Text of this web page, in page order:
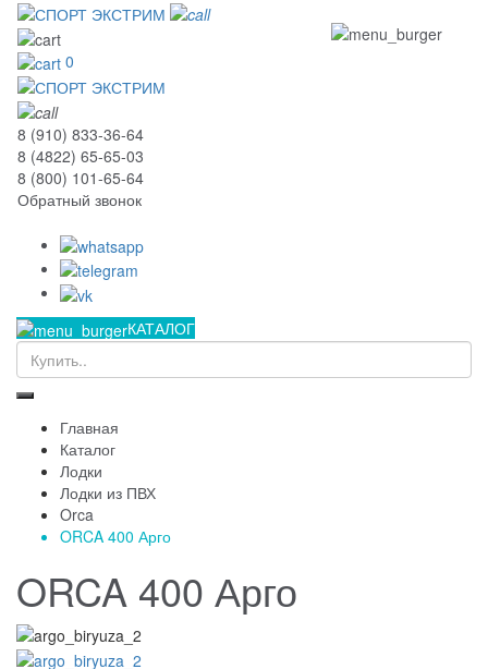
0
8 (910) 833-36-64
8 (4822) 65-65-03
8 (800) 101-65-64
Обратный звонок
КАТАЛОГ
Главная
Каталог
Лодки
Лодки из ПВХ
Orca
ORCA 400 Арго
ORCA 400 Арго